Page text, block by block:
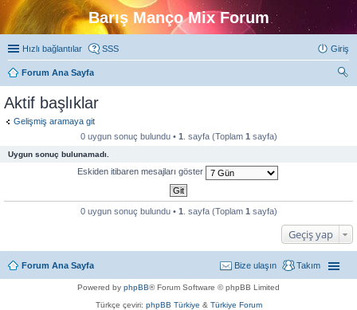
Barış Manço Mix Forum
Hızlı bağlantılar SSS Giriş
Forum Ana Sayfa
Aktif başlıklar
Gelişmiş aramaya git
0 uygun sonuç bulundu • 1 . sayfa (Toplam 1 sayfa)
Uygun sonuç bulunamadı.
Eskiden itibaren mesajları göster
0 uygun sonuç bulundu • 1 . sayfa (Toplam 1 sayfa)
Geçiş yap
Forum Ana Sayfa Takım
Bize ulaşın
Powered by phpBB® Forum Software © phpBB Limited
Türkçe çeviri: phpBB Türkiye & Türkiye Forum